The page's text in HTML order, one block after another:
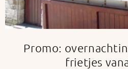
Promo:
frietjes